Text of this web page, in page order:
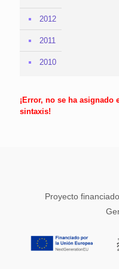
2012
2011
2010
¡Error, no se ha asignado
sintaxis!
Proyecto